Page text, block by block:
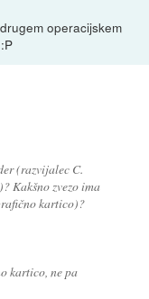
operacijskem
(razvijalec C.
Kakšno zvezo ima
kartico)?
kartico, ne pa